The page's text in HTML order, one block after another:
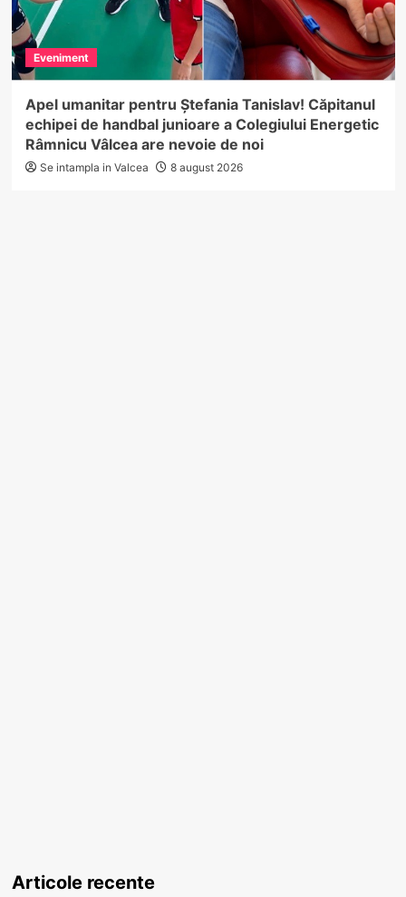
Eveniment
Apel umanitar pentru Ștefania Tanislav! Căpitanul
echipei de handbal junioare a Colegiului Energetic
Râmnicu Vâlcea are nevoie de noi
Se intampla in Valcea 8 august 2026
Articole recente